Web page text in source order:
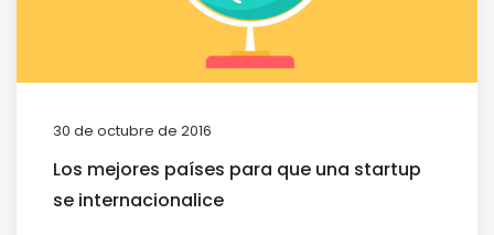
30 de octubre de 2016
Los mejores países para que una startup
se internacionalice